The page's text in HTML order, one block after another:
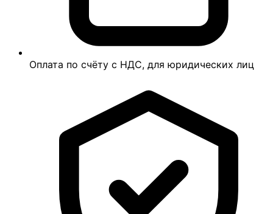
Оплата по счёту с НДС, для юридических лиц